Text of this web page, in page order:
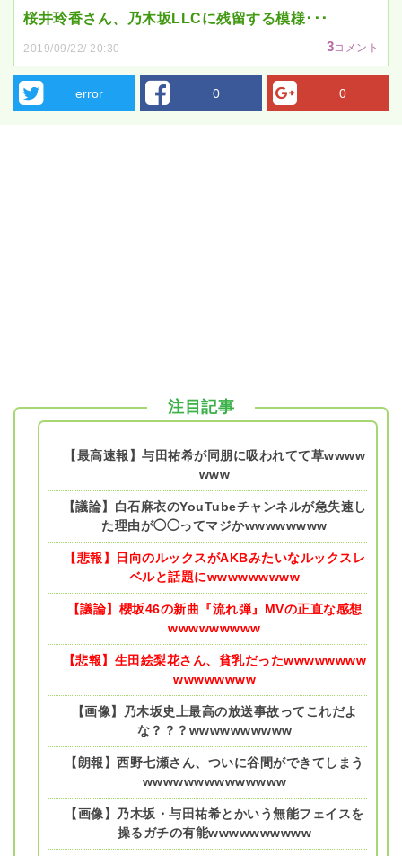
桜井玲香さん、乃木坂LLCに残留する模様･･･
2019/09/22/ 20:30 3コメント
error 0 0
注目記事
【最高速報】与田祐希が同朋に吸われてて草wwww
www
【議論】白石麻衣のYouTubeチャンネルが急失速し
た理由が◯◯ってマジかwwwwwwww
【悲報】日向のルックスがAKBみたいなルックスレ
ベルと話題にwwwwwwwww
【議論】櫻坂46の新曲『流れ弾』MVの正直な感想
wwwwwwwww
【悲報】生田絵梨花さん、貧乳だったwwwwwwww
wwwwwwww
【画像】乃木坂史上最高の放送事故ってこれだよ
な？？？wwwwwwwwww
【朗報】西野七瀬さん、ついに谷間ができてしまう
wwwwwwwwwwwwww
【画像】乃木坂・与田祐希とかいう無能フェイスを
操るガチの有能wwwwwwwwww